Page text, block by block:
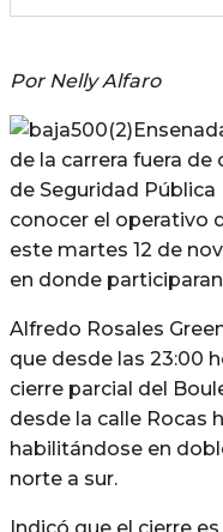
Por Nelly Alfaro
de la carrera fuera de
de Seguridad Pública
conocer el operativo
este martes 12 de
en donde
Alfredo Rosales
que desde las 23:00
cierre parcial del
desde la calle Rocas
habilitándose en
norte a sur.